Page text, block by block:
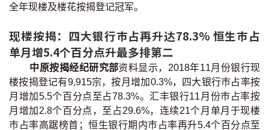
免费物业估价
下载中心
按揭全面睇
新闻/研究
公司动态
全年现楼及楼花按揭登记冠军。
现楼按揭：四大银行巿占再升达78.3% 恒生巿占
单月增5.4个百分点升最多排第二
中原按揭经纪研究部资料显示，2018年11月份银行现
楼按揭登记有9,915宗，按月增加0.3%，四大银行巿占率按
月增加5.5个百分点至占78.3%。汇丰银行11月份巿占率按
月增加2.8个百分点，至占29.6%，连续21个月单月于现楼
巿占率高踞榜首；恒生银行期内巿占率再升5.4个百分点至